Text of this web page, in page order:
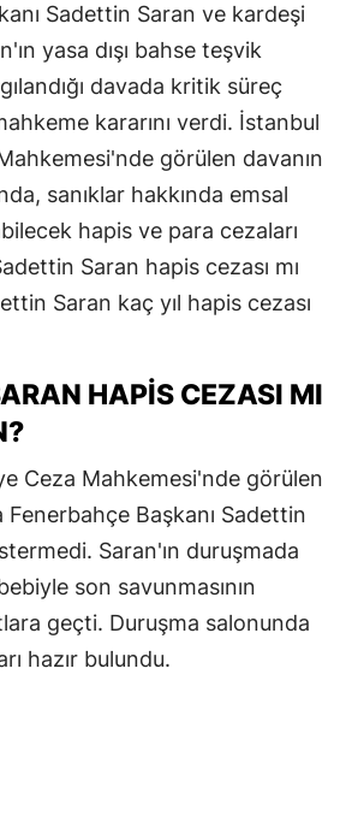
Sadettin Saran ve kardeşi
yasa dışı bahse teşvik
davada kritik süreç
kararını verdi. İstanbul
görülen davanın
sanıklar hakkında emsal
hapis ve para cezaları
Saran hapis cezası mı
Saran kaç yıl hapis cezası
HAPIS CEZASI MI
Ceza Mahkemesi'nde görülen
Başkanı Sadettin
Saran'ın duruşmada
son savunmasının
geçti. Duruşma salonunda
hazır bulundu.